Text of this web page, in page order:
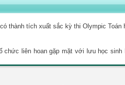
thành tích xuất sắc kỳ thi Olympic Toán
chức liên hoan gặp mặt với lưu học